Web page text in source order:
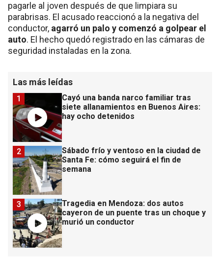
pagarle al joven después de que limpiara su
parabrisas. El acusado reaccionó a la negativa del
conductor, agarró un palo y comenzó a golpear el
auto. El hecho quedó registrado en las cámaras de
seguridad instaladas en la zona.
Las más leídas
Cayó una banda narco familiar tras
siete allanamientos en Buenos Aires:
hay ocho detenidos
1
Sábado frío y ventoso en la ciudad de
Santa Fe: cómo seguirá el fin de
semana
2
Tragedia en Mendoza: dos autos
cayeron de un puente tras un choque y
murió un conductor
3